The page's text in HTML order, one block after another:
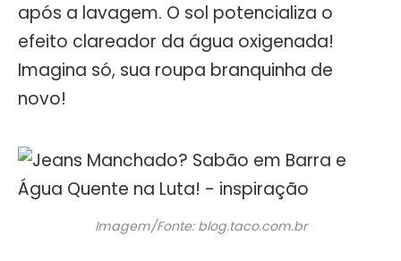
após a lavagem. O sol potencializa o
efeito clareador da água oxigenada!
Imagina só, sua roupa branquinha de
novo!
Imagem/Fonte: blog.taco.com.br